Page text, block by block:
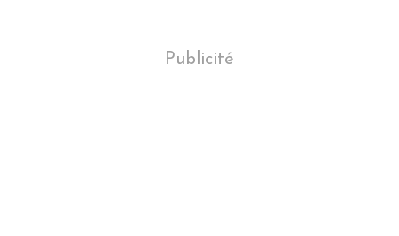
Publicité